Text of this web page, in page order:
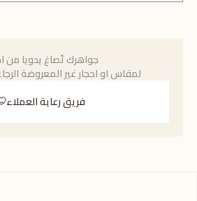
جواهرك تُصاغ يدويا من
لمقاس او احجار غير المعروضة
فريق رعاية العملاء